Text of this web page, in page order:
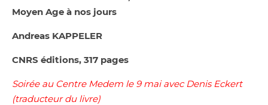
Moyen Age à nos jours
Andreas KAPPELER
CNRS éditions, 317 pages
Soirée au Centre Medem le 9 mai avec Denis Eckert
(traducteur du livre)